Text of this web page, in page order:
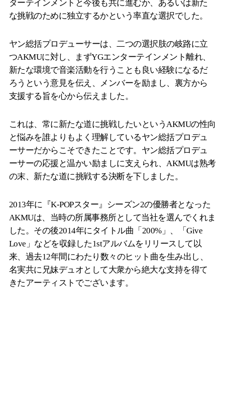
ターテインメントと今後も共に進むか、あるいは新た
な挑戦のために独立するかという率直な選択でした。
ヤン総括プロデューサーは、二つの選択肢の岐路に立
つAKMUに対し、まずYGエンターテインメント離れ、
新たな環境で音楽活動を行うことも良い経験になるだ
ろうという意見を伝え、メンバーを励まし、裏方から
支援する旨を心から伝えました。
これは、常に新たな道に挑戦したいというAKMUの性向
と悩みを誰よりもよく理解しているヤン総括プロデュ
ーサーだからこそできたことです。ヤン総括プロデュ
ーサーの応援と温かい励ましに支えられ、AKMUは熟考
の末、新たな道に挑戦する決断を下しました。
2013年に『K-POPスター』シーズン2の優勝者となった
AKMUは、当時の所属事務所として当社を選んでくれま
した。その後2014年にタイトル曲「200%」、「Give
Love」などを収録した1stアルバムをリリースして以
来、過去12年間にわたり数々のヒット曲を生み出し、
名実共に兄妹デュオとして大衆から絶大な支持を得て
きたアーティストでございます。